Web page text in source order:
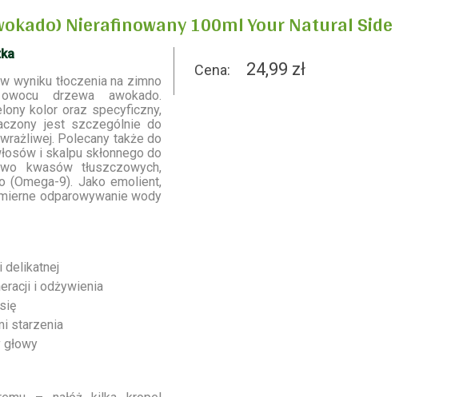
Nierafinowany 100ml Your Natural Side
wyniku tłoczenia na zimno
drzewa awokado.
kolor oraz specyficzny,
jest szczególnie do
Polecany także do
i skalpu skłonnego do
kwasów tłuszczowych,
(Omega-9). Jako emolient,
odparowywanie wody
delikatnej
i odżywienia
starzenia
Cena: 24,99 zł